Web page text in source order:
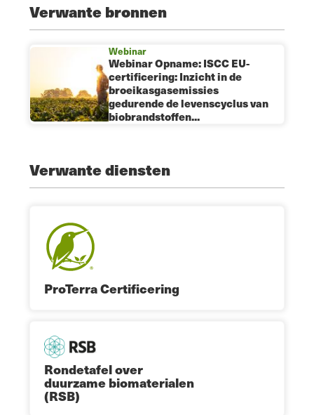
Verwante bronnen
Webinar
Webinar Opname: ISCC EU-
certificering: Inzicht in de
broeikasgasemissies
gedurende de levenscyclus van
biobrandstoffen...
Verwante diensten
ProTerra Certificering
Rondetafel over
duurzame biomaterialen
(RSB)